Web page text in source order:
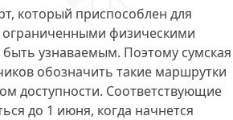
который приспособлен для
ограниченными физическими
узнаваемым. Поэтому сумская
обозначить такие маршрутки
доступности. Соответствующие
до 1 июня, когда начнется